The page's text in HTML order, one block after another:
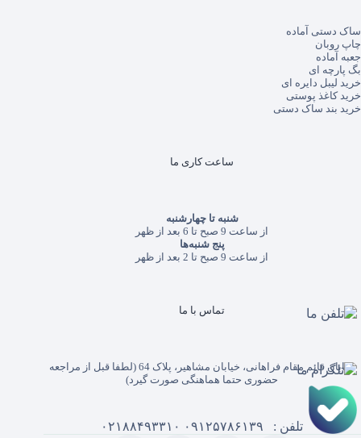
ساک دستی آماده
چاپ روبان
جعبه آماده
بگ پارچه ای
خرید لیبل دایره ای
خرید کاغذ پوستی
خرید بند ساک دستی
ساعت کاری ما
شنبه تا چهارشنبه
از ساعت 9 صبح تا 6 بعد از ظهر
پنج شنبه‌ها
از ساعت 9 صبح تا 2 بعد از ظهر
تماس با ما
خیابان قائم مقام فراهانی، خیابان مشاهیر، پلاک 64 (لطفا قبل از مراجعه
حضوری حتما هماهنگی صورت گیرد)
تلفن : ۰۹۱۲۵۷۸۶۱۳۹